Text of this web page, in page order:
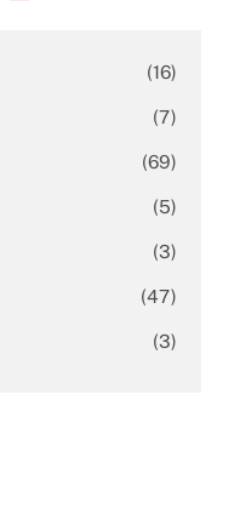
(16)
(7)
(69)
(5)
(3)
(47)
(3)